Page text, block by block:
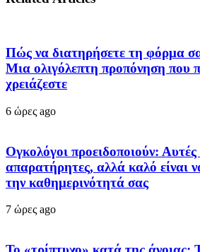
Πώς να διατηρήσετε τη φόρμα
Μια ολιγόλεπτη προπόνηση που
χρειάζεστε
6 ώρες ago
Ογκολόγοι προειδοποιούν:
απαρατήρητες, αλλά καλό είναι
την καθημερινότητά σας
7 ώρες ago